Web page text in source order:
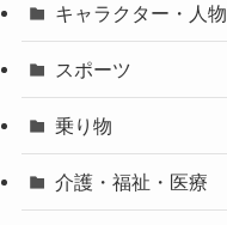
キャラクター・人物
スポーツ
乗り物
介護・福祉・医療